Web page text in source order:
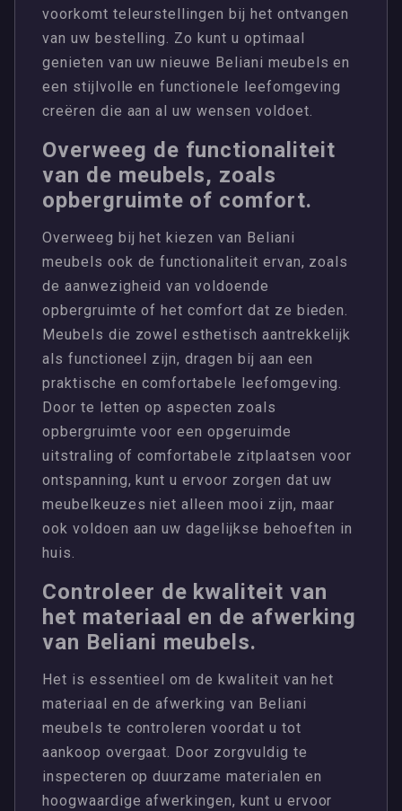
voorkomt teleurstellingen bij het ontvangen
van uw bestelling. Zo kunt u optimaal
genieten van uw nieuwe Beliani meubels en
een stijlvolle en functionele leefomgeving
creëren die aan al uw wensen voldoet.
Overweeg de functionaliteit
van de meubels, zoals
opbergruimte of comfort.
Overweeg bij het kiezen van Beliani
meubels ook de functionaliteit ervan, zoals
de aanwezigheid van voldoende
opbergruimte of het comfort dat ze bieden.
Meubels die zowel esthetisch aantrekkelijk
als functioneel zijn, dragen bij aan een
praktische en comfortabele leefomgeving.
Door te letten op aspecten zoals
opbergruimte voor een opgeruimde
uitstraling of comfortabele zitplaatsen voor
ontspanning, kunt u ervoor zorgen dat uw
meubelkeuzes niet alleen mooi zijn, maar
ook voldoen aan uw dagelijkse behoeften in
huis.
Controleer de kwaliteit van
het materiaal en de afwerking
van Beliani meubels.
Het is essentieel om de kwaliteit van het
materiaal en de afwerking van Beliani
meubels te controleren voordat u tot
aankoop overgaat. Door zorgvuldig te
inspecteren op duurzame materialen en
hoogwaardige afwerkingen, kunt u ervoor